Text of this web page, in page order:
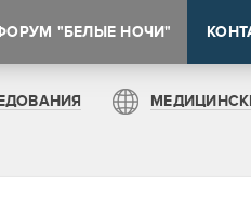
"БЕЛЫЕ НОЧИ"